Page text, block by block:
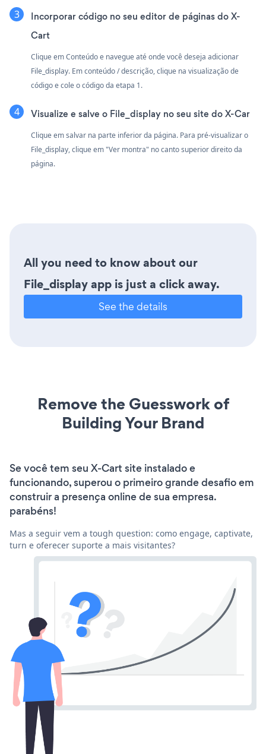
Incorporar código no seu editor de páginas do X-
Cart
Clique em Conteúdo e navegue até onde você deseja adicionar
File_display. Em conteúdo / descrição, clique na visualização de
código e cole o código da etapa 1.
Visualize e salve o File_display no seu site do X-Car
Clique em salvar na parte inferior da página. Para pré-visualizar o
File_display, clique em "Ver montra" no canto superior direito da
página.
All you need to know about our
File_display app is just a click away.
See the details
Remove the Guesswork of
Building Your Brand
Se você tem seu X-Cart site instalado e
funcionando, superou o primeiro grande desafio em
construir a presença online de sua empresa.
parabéns!
Mas a seguir vem a tough question: como engage, captivate,
turn e oferecer suporte a mais visitantes?